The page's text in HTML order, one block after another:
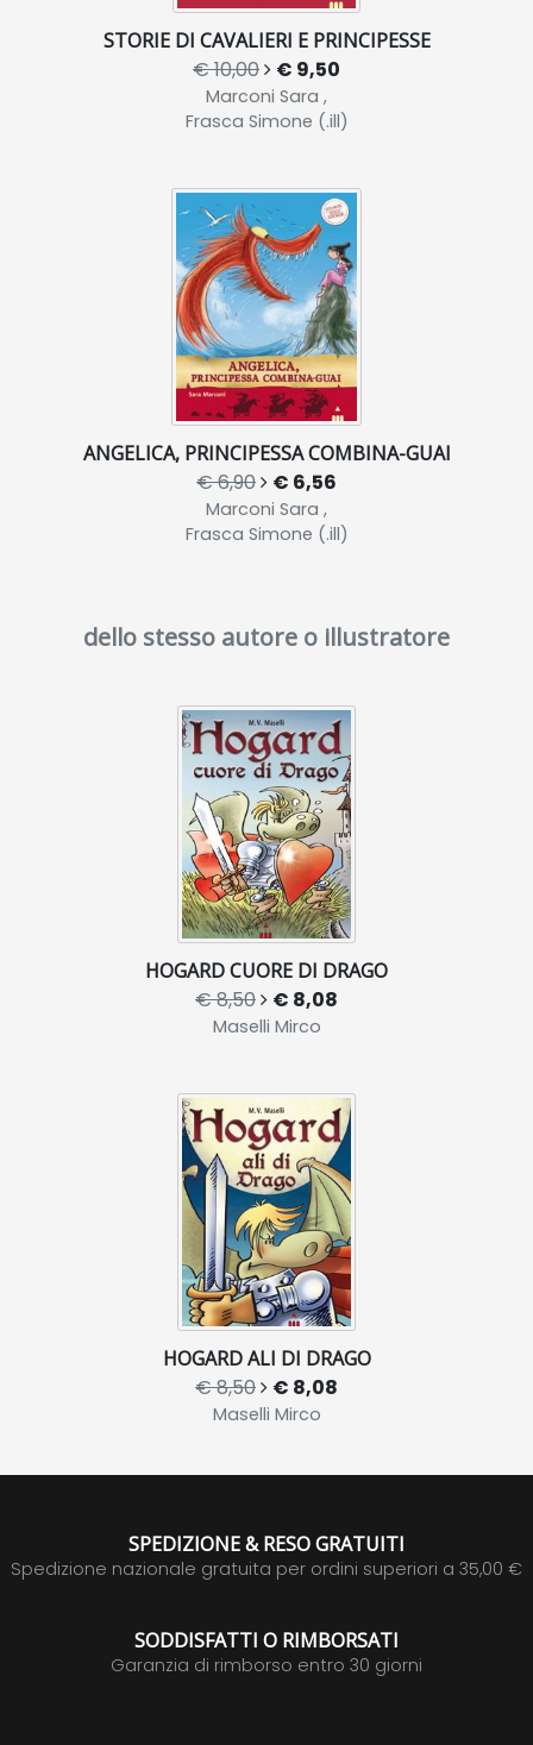
STORIE DI CAVALIERI E PRINCIPESSE
€ 10,00 € 9,50
Marconi Sara ,
Frasca Simone (.ill)
ANGELICA, PRINCIPESSA COMBINA-GUAI
€ 6,90 € 6,56
Marconi Sara ,
Frasca Simone (.ill)
dello stesso autore o illustratore
HOGARD CUORE DI DRAGO
€ 8,50 € 8,08
Maselli Mirco
HOGARD ALI DI DRAGO
€ 8,50 € 8,08
Maselli Mirco
SPEDIZIONE & RESO GRATUITI
Spedizione nazionale gratuita per ordini superiori a 35,00 €
SODDISFATTI O RIMBORSATI
Garanzia di rimborso entro 30 giorni